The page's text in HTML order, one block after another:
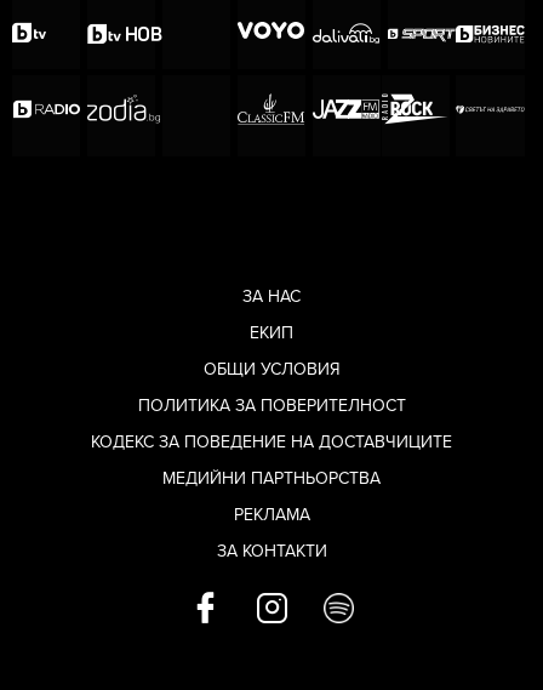
ЗА НАС
ЕКИП
ОБЩИ УСЛОВИЯ
ПОЛИТИКА ЗА ПОВЕРИТЕЛНОСТ
КОДЕКС ЗА ПОВЕДЕНИЕ НА ДОСТАВЧИЦИТЕ
МЕДИЙНИ ПАРТНЬОРСТВА
РЕКЛАМА
ЗА КОНТАКТИ